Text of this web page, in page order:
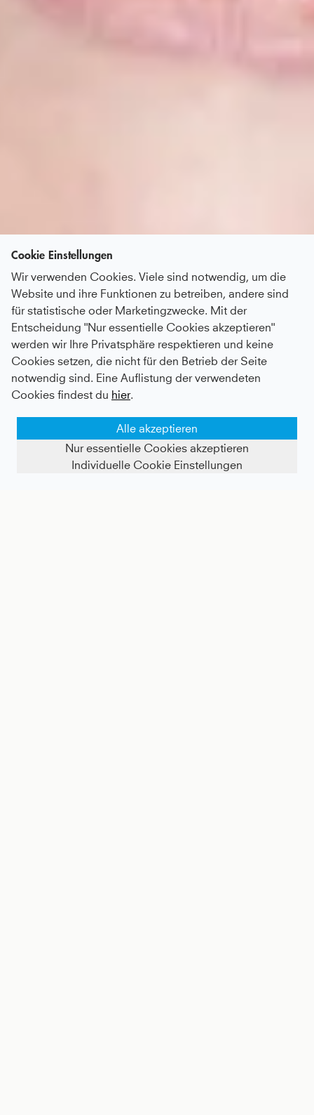
Cookie Einstellungen
Wir verwenden Cookies. Viele sind notwendig, um die
Website und ihre Funktionen zu betreiben, andere sind
für statistische oder Marketingzwecke. Mit der
Entscheidung "Nur essentielle Cookies akzeptieren"
werden wir Ihre Privatsphäre respektieren und keine
Cookies setzen, die nicht für den Betrieb der Seite
notwendig sind. Eine Auflistung der verwendeten
Cookies findest du hier.
Alle akzeptieren
Nur essentielle Cookies akzeptieren
Individuelle Cookie Einstellungen